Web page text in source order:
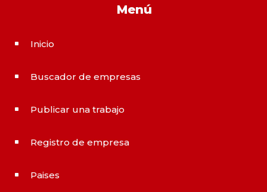
Menú
^ Inicio
^ Buscador de empresas
^ Publicar una trabajo
^ Registro de empresa
^ Paises